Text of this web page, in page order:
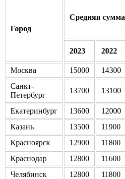
Город
Средняя
2023 2022
Москва 15000 14300
Санкт-
Петербург
13700 13100
Екатеринбург 13600 12000
Казань
13500 11900
Красноярск
12900 11800
Краснодар
12800 11600
Челябинск
12800 11800